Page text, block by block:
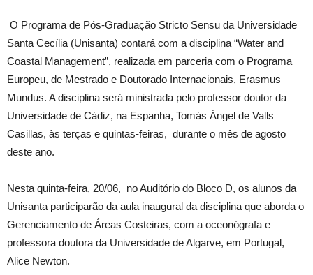
O Programa de Pós-Graduação Stricto Sensu da Universidade
Santa Cecília (Unisanta) contará com a disciplina “Water and
Coastal Management”, realizada em parceria com o Programa
Europeu, de Mestrado e Doutorado Internacionais, Erasmus
Mundus. A disciplina será ministrada pelo professor doutor da
Universidade de Cádiz, na Espanha, Tomás Ángel de Valls
Casillas, às terças e quintas-feiras, durante o mês de agosto
deste ano.
Nesta quinta-feira, 20/06, no Auditório do Bloco D, os alunos da
Unisanta participarão da aula inaugural da disciplina que aborda o
Gerenciamento de Áreas Costeiras, com a oceonógrafa e
professora doutora da Universidade de Algarve, em Portugal,
Alice Newton.